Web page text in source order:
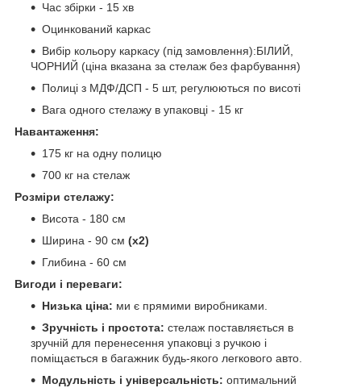
Час збірки - 15 хв
Оцинкований каркас
Вибір кольору каркасу (під замовлення):БІЛИЙ,
ЧОРНИЙ (ціна вказана за стелаж без фарбування)
Полиці з МДФ/ДСП - 5 шт, регулюються по висоті
Вага одного стелажу в упаковці - 15 кг
Навантаження:
175 кг на одну полицю
700 кг на стелаж
Розміри стелажу:
Висота - 180 см
Ширина - 90 см (х2)
Глибина - 60 см
Вигоди і переваги:
Низька ціна: ми є прямими виробниками.
Зручність і простота: стелаж поставляється в
зручній для перенесення упаковці з ручкою і
поміщається в багажник будь-якого легкового авто.
Модульність і універсальність: оптимальний